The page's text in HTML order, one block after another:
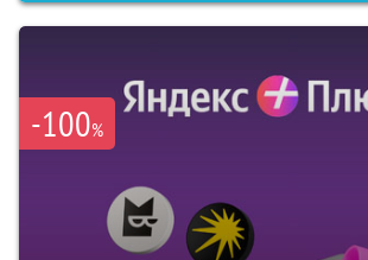
-100%